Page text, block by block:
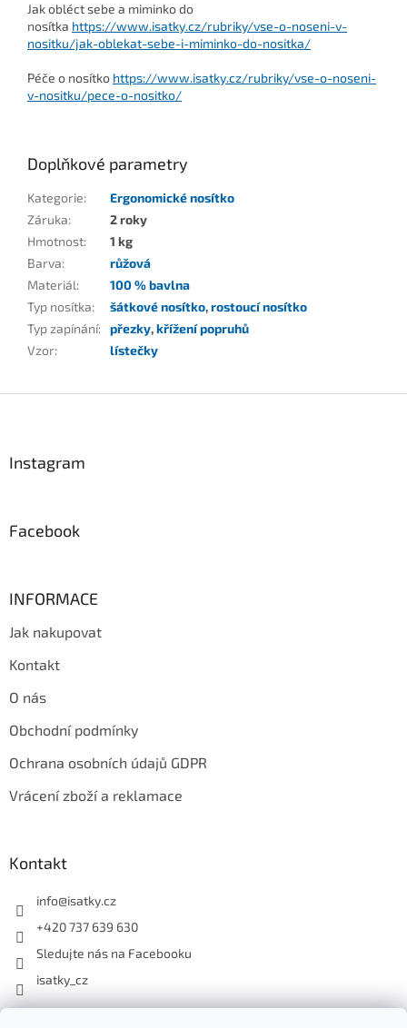
Jak obléct sebe a miminko do
nosítka https://www.isatky.cz/rubriky/vse-o-noseni-v-
nositku/jak-oblekat-sebe-i-miminko-do-nositka/
Péče o nosítko https://www.isatky.cz/rubriky/vse-o-noseni-
v-nositku/pece-o-nositko/
Doplňkové parametry
Kategorie:
Ergonomické nosítko
Záruka:
2 roky
Hmotnost:
1 kg
Barva:
růžová
Materiál:
100 % bavlna
Typ nosítka: šátkové nosítko,rostoucí nosítko
Typ zapínání: přezky,křížení popruhů
Vzor: lístečky
Instagram
Facebook
INFORMACE
Jak nakupovat
Kontakt
O nás
Obchodní podmínky
Ochrana osobních údajů GDPR
Vrácení zboží a reklamace
Kontakt
info@isatky.cz
+420 737 639 630
Sledujte nás na Facebooku
isatky_cz